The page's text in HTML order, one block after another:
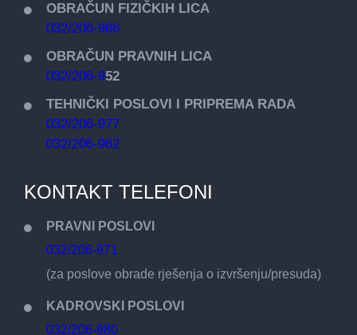
OBRAČUN FIZIČKIH LICA
032/206-966
OBRAČUN PRAVNIH LICA
032/206-952
TEHNIČKI POSLOVI I PRIPREMA RADA
032/206-977
032/206-962
KONTAKT TELEFONI
PRAVNI POSLOVI
032/206-971
(za poslove obrade rješenja o izvršenju/presuda)
KADROVSKI POSLOVI
032/206-980